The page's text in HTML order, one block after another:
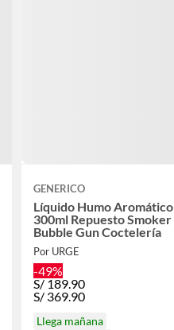
GENERICO
Líquido Humo Aromático
300ml Repuesto Smoker
Bubble Gun Coctelería
Por URGE
-49%
S/189.90
S/ 369.90
Llega mañana